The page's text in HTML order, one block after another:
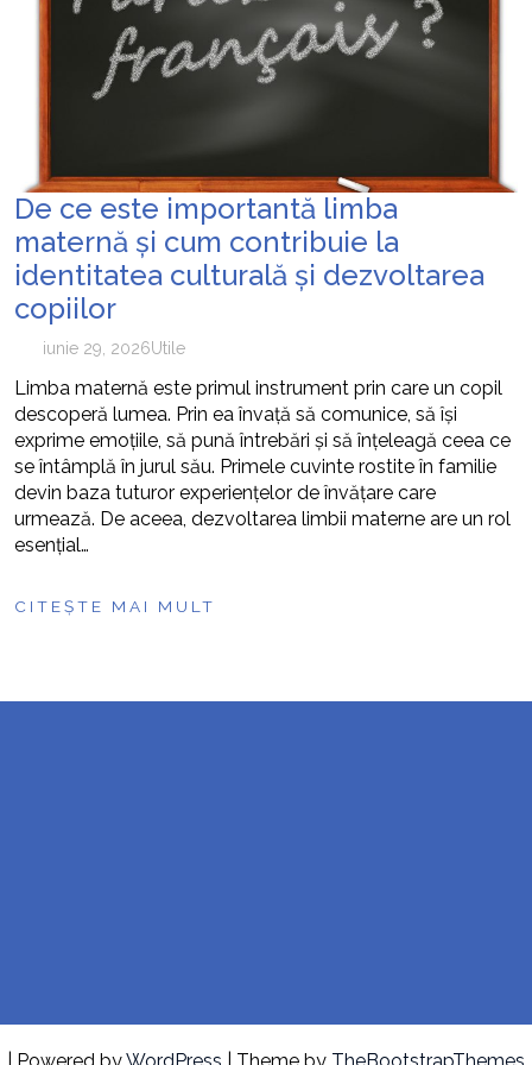
cum pot fi prevenite
De ce este importantă limba
maternă și cum contribuie la
identitatea culturală și dezvoltarea
copiilor
iunie 29, 2026Utile
Limba maternă este primul instrument prin care un copil
descoperă lumea. Prin ea învață să comunice, să își
exprime emoțiile, să pună întrebări și să înțeleagă ceea ce
se întâmplă în jurul său. Primele cuvinte rostite în familie
devin baza tuturor experiențelor de învățare care
urmează. De aceea, dezvoltarea limbii materne are un rol
esențial…
CITEȘTE MAI MULT